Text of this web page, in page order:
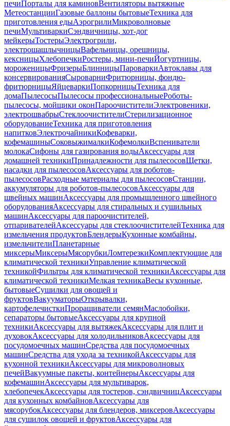
печиПорталы для каминовВентиляторы вытяжные
МетеостанцииГазовые баллоны бытовыеТехника для
приготовления едыАэрогрилиМикроволновые
печиМультиваркиСэндвичницы, хот-дог
мейкерыТостерыЭлектрогрили,
электрошашлычницыВафельницы, орешницы,
кексницыХлебопечкиРостеры, мини-печиЙогуртницы,
мороженицыФризерыБлинницыПароваркиАвтоклавы для
консервированияСыроварниФритюрницы, фондю-
фритюрницыЯйцеваркиПопкорницыТехника для
домаПылесосыПылесосы профессиональныеРоботы-
пылесосы, мойщики оконПароочистителиЭлектровеники,
электрошвабрыСтеклоочистителиСтерилизационное
оборудованиеТехника для приготовления
напитковЭлектрочайникиКофеварки,
кофемашиныСоковыжималкиКофемолкиВспениватели
молокаСифоны для газирования водыАксессуары для
домашней техникиПринадлежности для пылесосовЩетки,
насадки для пылесосовАксессуары для роботов-
пылесосовРасходные материалы для пылесосовСтанции,
аккумуляторы для роботов-пылесосовАксессуары для
швейных машинАксессуары для промышленного швейного
оборудованияАксессуары для стиральных и сушильных
машинАксессуары для пароочистителей,
отпаривателейАксессуары для стеклоочистителейТехника для
измельчения продуктовБлендерыКухонные комбайны,
измельчителиПланетарные
миксерыМиксерыМясорубкиЛомтерезкиКомплектующие для
климатической техникиУправление климатической
техникойФильтры для климатической техникиАксессуары для
климатической техникиМелкая техникаВесы кухонные,
бытовыеСушилки для овощей и
фруктовВакууматорыОткрывалки,
картофелечисткиПроращиватели семянМаслобойки,
сепараторы бытовыеАксессуары для крупной
техникиАксессуары для вытяжекАксессуары для плит и
духовокАксессуары для холодильниковАксессуары для
посудомоечных машинСредства для посудомоечных
машинСредства для ухода за техникойАксессуары для
кухонной техникиАксессуары для микроволновых
печейВакуумные пакеты, контейнерыАксессуары для
кофемашинАксессуары для мультиварок,
хлебопечекАксессуары для тостеров, сэндвичницАксессуары
для кухонных комбайновАксессуары для
мясорубокАксессуары для блендеров, миксеровАксессуары
для сушилок овощей и фруктовАксессуары для